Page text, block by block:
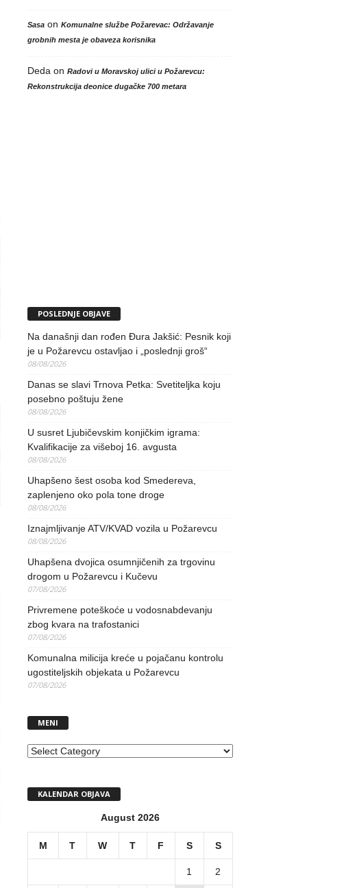
Sasaon Komunalne službe Požarevac: Održavanje
grobnih mesta je obaveza korisnika
Deda on Radovi u Moravskoj ulici u Požarevcu:
Rekonstrukcija deonice dugačke 700 metara
POSLEDNJE OBJAVE
Na današnji dan rođen Đura Jakšić: Pesnik koji
je u Požarevcu ostavljao i „poslednji groš“
08/08/2026
Danas se slavi Trnova Petka: Svetiteljka koju
posebno poštuju žene
08/08/2026
U susret Ljubičevskim konjičkim igrama:
Kvalifikacije za višeboj 16. avgusta
08/08/2026
Uhapšeno šest osoba kod Smedereva,
zaplenjeno oko pola tone droge
08/08/2026
Iznajmljivanje ATV/KVAD vozila u Požarevcu
08/08/2026
Uhapšena dvojica osumnjičenih za trgovinu
drogom u Požarevcu i Kučevu
07/08/2026
Privremene poteškoće u vodosnabdevanju
zbog kvara na trafostanici
07/08/2026
Komunalna milicija kreće u pojačanu kontrolu
ugostiteljskih objekata u Požarevcu
07/08/2026
MENI
MENI
KALENDAR OBJAVA
August 2026
M T W T F S S
1 2